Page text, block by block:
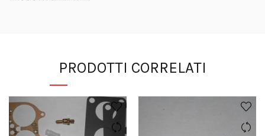
PRODOTTI CORRELATI